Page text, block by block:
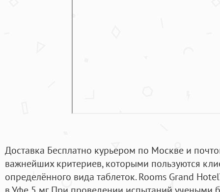
Доставка Бесплатно курьером по Москве и
важнейших критериев, которыми пользуются
определённого вида таблеток. Rooms Grand